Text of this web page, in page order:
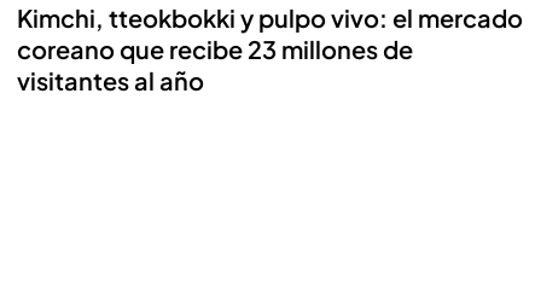
Kimchi, tteokbokki y pulpo vivo: el mercado
coreano que recibe 23 millones de
visitantes al año